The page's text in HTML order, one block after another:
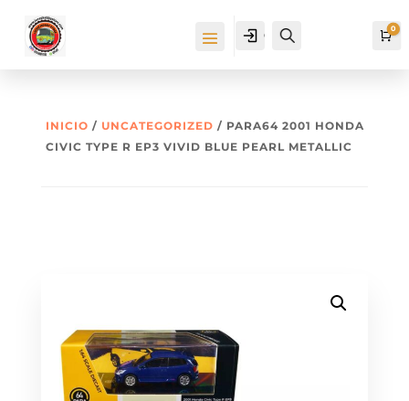
Cuenta 0
INICIO / UNCATEGORIZED / PARA64 2001 HONDA
CIVIC TYPE R EP3 VIVID BLUE PEARL METALLIC